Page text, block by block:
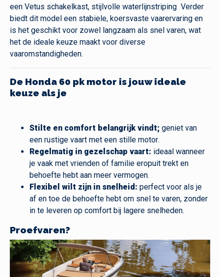
een Vetus schakelkast, stijlvolle waterlijnstriping Verder
biedt dit model een stabiele, koersvaste vaarervaring en
is het geschikt voor zowel langzaam als snel varen, wat
het de ideale keuze maakt voor diverse
vaaromstandigheden.
De Honda 60 pk motor is jouw ideale
keuze als je
Stilte en comfort belangrijk vindt; geniet van
een rustige vaart met een stille motor.
Regelmatig in gezelschap vaart: ideaal wanneer
je vaak met vrienden of familie eropuit trekt en
behoefte hebt aan meer vermogen.
Flexibel wilt zijn in snelheid: perfect voor als je
af en toe de behoefte hebt om snel te varen, zonder
in te leveren op comfort bij lagere snelheden.
Proefvaren?